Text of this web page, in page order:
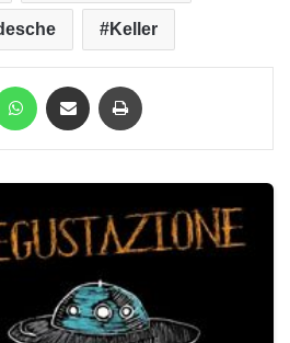
Keller
WhatsApp Condividi via mail